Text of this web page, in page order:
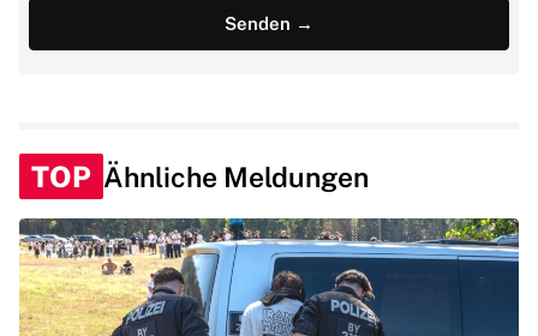
TOP Ähnliche Meldungen